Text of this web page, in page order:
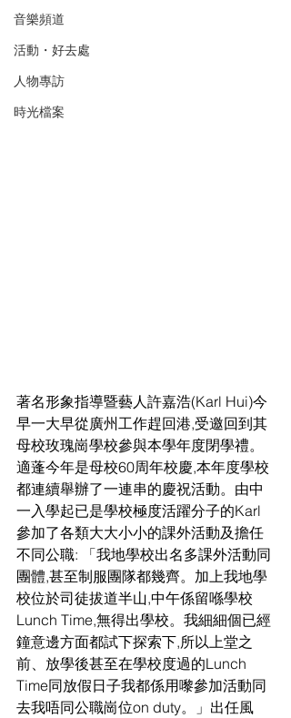
音樂頻道
活動・好去處
人物專訪
時光檔案
著名形象指導暨藝人許嘉浩(Karl Hui)今
早一大早從廣州工作趕回港,受邀回到其
母校玫瑰崗學校參與本學年度閉學禮。
適蓬今年是母校60周年校慶,本年度學校
都連續舉辦了一連串的慶祝活動。由中
一入學起已是學校極度活躍分子的Karl
參加了各類大大小小的課外活動及擔任
不同公職: 「我地學校出名多課外活動同
團體,甚至制服團隊都幾齊。加上我地學
校位於司徒拔道半山,中午係留喺學校
Lunch Time,無得出學校。我細細個已經
鐘意邊方面都試下探索下,所以上堂之
前、放學後甚至在學校度過的Lunch
Time同放假日子我都係用嚟參加活動同
去我唔同公職崗位on duty。」出任風